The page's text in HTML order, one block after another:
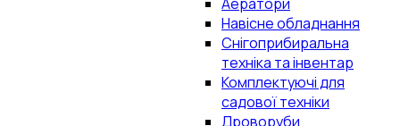
Навісне обладнання
Снігоприбиральна
техніка та інвентар
Комплектуючі для
садової техніки
Дроворуби